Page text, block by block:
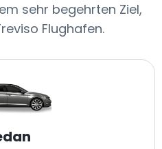
sehr begehrten Ziel,
Flughafen.